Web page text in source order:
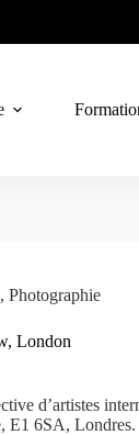
, Photographie
London
d’artistes
E1 6SA, Londres.